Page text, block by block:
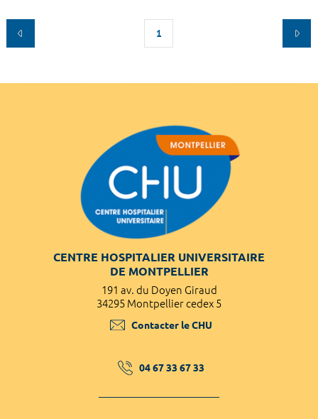
1
CENTRE HOSPITALIER UNIVERSITAIRE
DE MONTPELLIER
191 av. du Doyen Giraud
34295 Montpellier cedex 5
Contacter le CHU
04 67 33 67 33